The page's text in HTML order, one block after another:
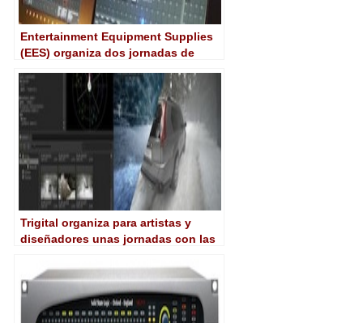
Entertainment Equipment Supplies
(EES) organiza dos jornadas de
en Hog 4
Trigital organiza para artistas y
diseñadores unas jornadas con las